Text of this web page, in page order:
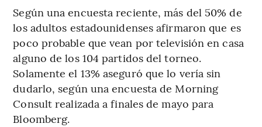
Según una encuesta reciente, más del 50% de
los adultos estadounidenses afirmaron que es
poco probable que vean por televisión en casa
alguno de los 104 partidos del torneo.
Solamente el 13% aseguró que lo vería sin
dudarlo, según una encuesta de Morning
Consult realizada a finales de mayo para
Bloomberg.